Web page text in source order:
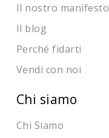
Il nostro manifesto
Il blog
Perché fidarti
Vendi con noi
Chi siamo
Chi Siamo